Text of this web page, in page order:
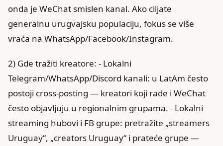
onda je WeChat smislen kanal. Ako ciljate
generalnu urugvajsku populaciju, fokus se više
vraća na WhatsApp/Facebook/Instagram.
2) Gde tražiti kreatore: - Lokalni
Telegram/WhatsApp/Discord kanali: u LatAm često
postoji cross-posting — kreatori koji rade i WeChat
često objavljuju u regionalnim grupama. - Lokalni
streaming hubovi i FB grupe: pretražite „streamers
Uruguay“, „creators Uruguay“ i prateće grupe —